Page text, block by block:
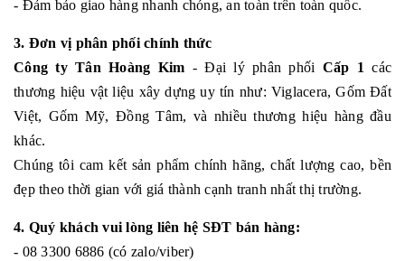
- Đảm bảo giao hàng nhanh chóng, an toàn trên toàn quốc.
3. Đơn vị phân phối chính thức
Công ty Tân Hoàng Kim - Đại lý phân phối Cấp 1 các
thương hiệu vật liệu xây dựng uy tín như: Viglacera, Gốm Đất
Việt, Gốm Mỹ, Đồng Tâm, và nhiều thương hiệu hàng đầu
khác.
Chúng tôi cam kết sản phẩm chính hãng, chất lượng cao, bền
đẹp theo thời gian với giá thành cạnh tranh nhất thị trường.
4. Quý khách vui lòng liên hệ SĐT bán hàng:
- 08 3300 6886 (có zalo/viber)